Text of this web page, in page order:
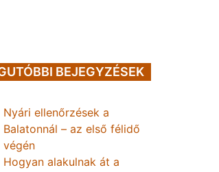
BEJEGYZÉSEK
Nyári ellenőrzések a
Balatonnál – az első félidő
végén
Hogyan alakulnak át a